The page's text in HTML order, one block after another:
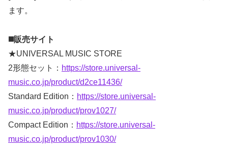
ます。
◼️販売サイト
★UNIVERSAL MUSIC STORE
2形態セット： https://store.universal-
music.co.jp/product/d2ce11436/
Standard Edition： https://store.universal-
music.co.jp/product/prov1027/
Compact Edition： https://store.universal-
music.co.jp/product/prov1030/